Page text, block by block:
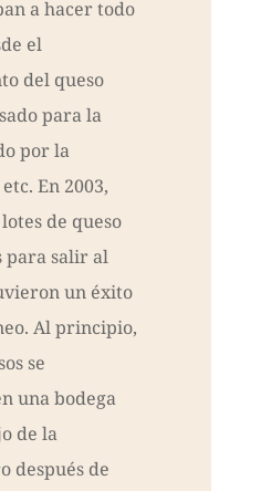
a hacer todo
el
del queso
para la
por la
En 2003,
de queso
para salir al
un éxito
Al principio,
se
una bodega
de la
después de